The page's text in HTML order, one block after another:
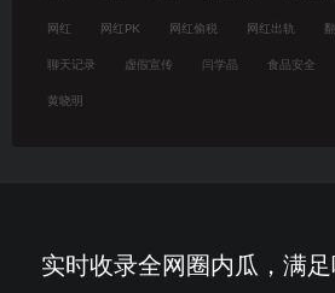
网红 网红PK 网红偷税 网红出轨
聊天记录 虚假宣传 闫学晶 食品安全
黄晓明
实时收录全网圈内瓜，满